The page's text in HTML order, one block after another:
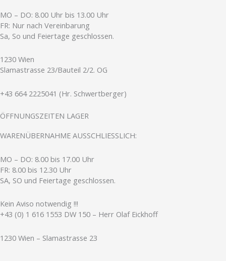
MO – DO: 8.00 Uhr bis 13.00 Uhr
FR: Nur nach Vereinbarung
Sa, So und Feiertage geschlossen.
1230 Wien
Slamastrasse 23/Bauteil 2/2. OG
+43 664 2225041 (Hr. Schwertberger)
ÖFFNUNGSZEITEN LAGER
WARENÜBERNAHME AUSSCHLIESSLICH:
MO – DO: 8.00 bis 17.00 Uhr
FR: 8.00 bis 12.30 Uhr
SA, SO und Feiertage geschlossen.
Kein Aviso notwendig !!!
+43 (0) 1 616 1553 DW 150 – Herr Olaf Eickhoff
1230 Wien – Slamastrasse 23